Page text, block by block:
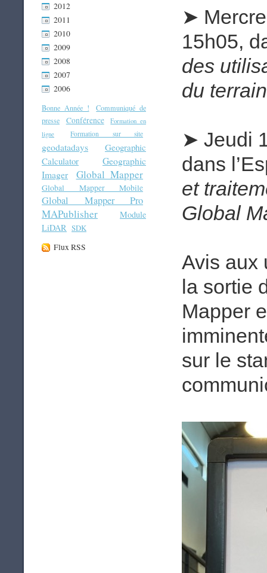
2012
2011
2010
2009
2008
2007
2006
Bonne Année !
Communiqué de
presse
Conférence
Formation en
ligne
Formation sur site
geodatadays
Geographic
Calculator
Geographic
Imager
Global Mapper
Global Mapper Mobile
Global Mapper Pro
MAPublisher
Module
LiDAR SDK
Flux RSS
➤
15h05,
des
du
➤ Jeudi
dans
et
Global
Avis aux
la sortie
Mapper
sur le